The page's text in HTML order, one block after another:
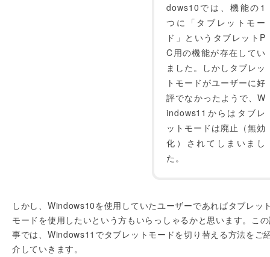
dows10では、機能の1
つに「タブレットモー
ド」というタブレットP
C用の機能が存在してい
ました。しかしタブレッ
トモードがユーザーに好
評でなかったようで、W
indows11からはタブレ
ットモードは廃止（無効
化）されてしまいまし
た。
しかし、Windows10を使用していたユーザーであればタブレッ
モードを使用したいという方もいらっしゃるかと思います。こ
事では、Windows11でタブレットモードを切り替える方法をご
介していきます。